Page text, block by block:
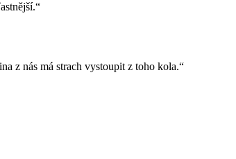
z nás má strach vystoupit z toho kola.“